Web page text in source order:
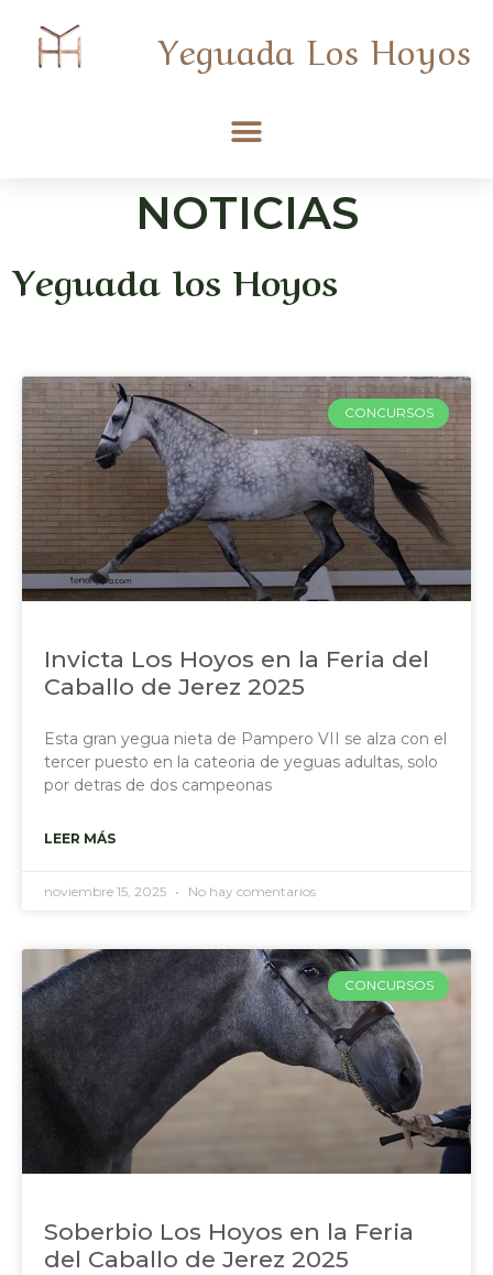
Yeguada Los Hoyos
NOTICIAS
Yeguada los Hoyos
CONCURSOS
Invicta Los Hoyos en la Feria del
Caballo de Jerez 2025
Esta gran yegua nieta de Pampero VII se alza con el
tercer puesto en la cateoria de yeguas adultas, solo
por detras de dos campeonas
LEER MÁS
noviembre 15, 2025 No hay comentarios
CONCURSOS
Soberbio Los Hoyos en la Feria
del Caballo de Jerez 2025